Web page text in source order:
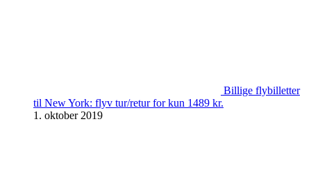
Billige flybilletter
til New York: flyv tur/retur for kun 1489 kr.
1. oktober 2019